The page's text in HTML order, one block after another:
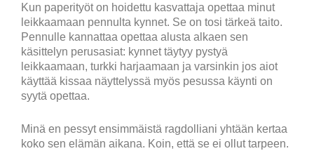
Kun paperityöt on hoidettu kasvattaja opettaa minut
leikkaamaan pennulta kynnet. Se on tosi tärkeä taito.
Pennulle kannattaa opettaa alusta alkaen sen
käsittelyn perusasiat: kynnet täytyy pystyä
leikkaamaan, turkki harjaamaan ja varsinkin jos aiot
käyttää kissaa näyttelyssä myös pesussa käynti on
syytä opettaa.
Minä en pessyt ensimmäistä ragdolliani yhtään kertaa
koko sen elämän aikana. Koin, että se ei ollut tarpeen.